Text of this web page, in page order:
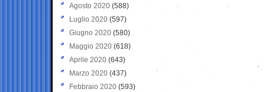
Agosto 2020 (588)
Luglio 2020 (597)
Giugno 2020 (580)
Maggio 2020 (618)
Aprile 2020 (643)
Marzo 2020 (437)
Febbraio 2020 (593)